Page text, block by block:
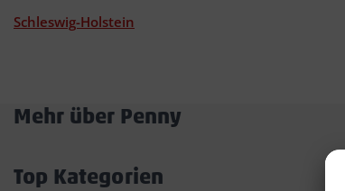
Schleswig-Holstein
Mehr über Penny
öffnen/schließen
Top Kategorien